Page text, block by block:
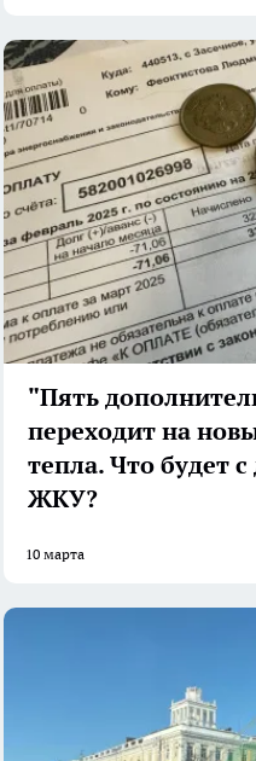
"Пять
переходит на
тепла. Что будет
ЖКУ?
10 марта